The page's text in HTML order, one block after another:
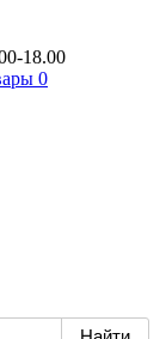
18.00
0